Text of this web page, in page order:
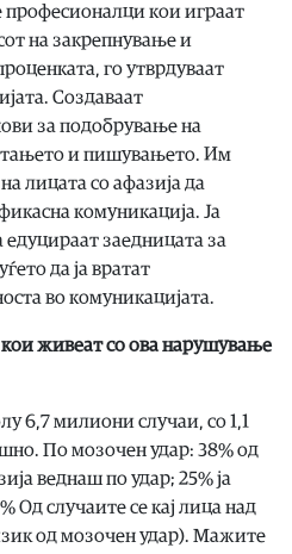
професионалци кои играат
на закрепнување и
го утврдуваат
Создаваат
за подобрување на
и пишувањето. Им
лицата со афазија да
комуникација. Ја
едуцираат заедницата за
да ја вратат
во комуникацијата.
кои живеат со ова нарушување
6,7 милиони случаи, со 1,1
По мозочен удар: 38% од
веднаш по удар; 25% ја
Од случаите се кај лица над
од мозочен удар). Мажите